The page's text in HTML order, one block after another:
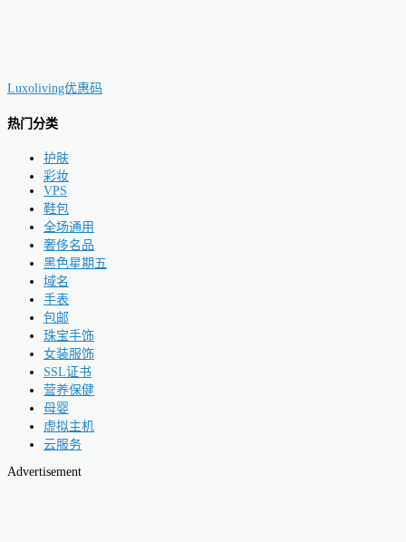
Luxoliving优惠码
热门分类
护肤
彩妆
VPS
鞋包
全场通用
奢侈名品
黑色星期五
域名
手表
包邮
珠宝手饰
女装服饰
SSL证书
营养保健
母婴
虚拟主机
云服务
Advertisement